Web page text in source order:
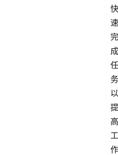
快
速
完
成
任
务
以
提
高
工
作